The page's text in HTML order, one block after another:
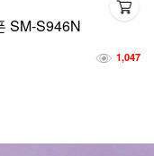
SM-S946N
1,047